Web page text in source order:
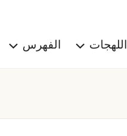
اللهجات الفهرس